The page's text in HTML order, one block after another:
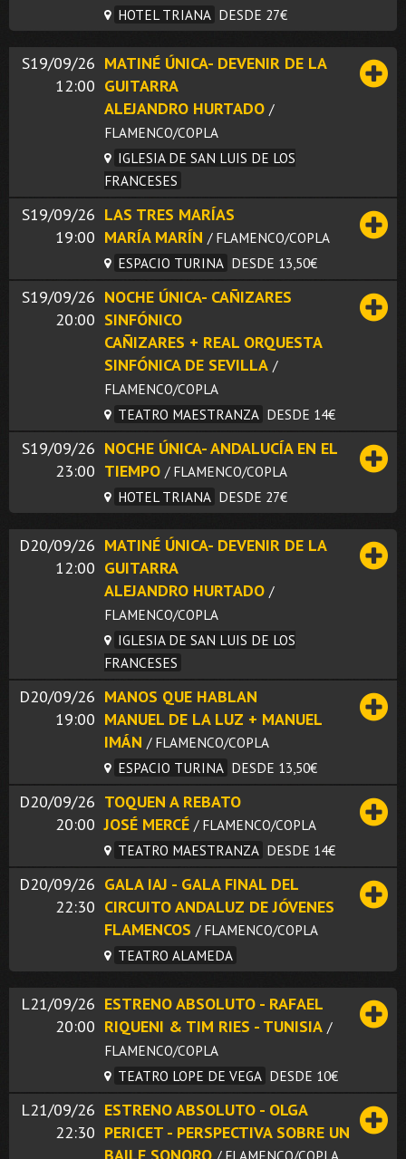
HOTEL TRIANA DESDE 27€
S19/09/26
12:00
MATINÉ ÚNICA- DEVENIR DE LA
GUITARRA
ALEJANDRO HURTADO /
FLAMENCO/COPLA
IGLESIA DE SAN LUIS DE LOS
FRANCESES
S19/09/26
19:00
LAS TRES MARÍAS
MARÍA MARÍN / FLAMENCO/COPLA
ESPACIO TURINA DESDE 13,50€
S19/09/26
20:00
NOCHE ÚNICA- CAÑIZARES
SINFÓNICO
CAÑIZARES + REAL ORQUESTA
SINFÓNICA DE SEVILLA /
FLAMENCO/COPLA
TEATRO MAESTRANZA DESDE 14€
S19/09/26
23:00
NOCHE ÚNICA- ANDALUCÍA EN EL
TIEMPO / FLAMENCO/COPLA
HOTEL TRIANA DESDE 27€
D20/09/26
12:00
MATINÉ ÚNICA- DEVENIR DE LA
GUITARRA
ALEJANDRO HURTADO /
FLAMENCO/COPLA
IGLESIA DE SAN LUIS DE LOS
FRANCESES
D20/09/26
19:00
MANOS QUE HABLAN
MANUEL DE LA LUZ + MANUEL
IMÁN / FLAMENCO/COPLA
ESPACIO TURINA DESDE 13,50€
D20/09/26
20:00
TOQUEN A REBATO
JOSÉ MERCÉ / FLAMENCO/COPLA
TEATRO MAESTRANZA DESDE 14€
D20/09/26
22:30
GALA IAJ - GALA FINAL DEL
CIRCUITO ANDALUZ DE JÓVENES
FLAMENCOS / FLAMENCO/COPLA
TEATRO ALAMEDA
L21/09/26
20:00
ESTRENO ABSOLUTO - RAFAEL
RIQUENI & TIM RIES - TUNISIA /
FLAMENCO/COPLA
TEATRO LOPE DE VEGA DESDE 10€
L21/09/26
22:30
ESTRENO ABSOLUTO - OLGA
PERICET - PERSPECTIVA SOBRE UN
BAILE SONORO / FLAMENCO/COPLA